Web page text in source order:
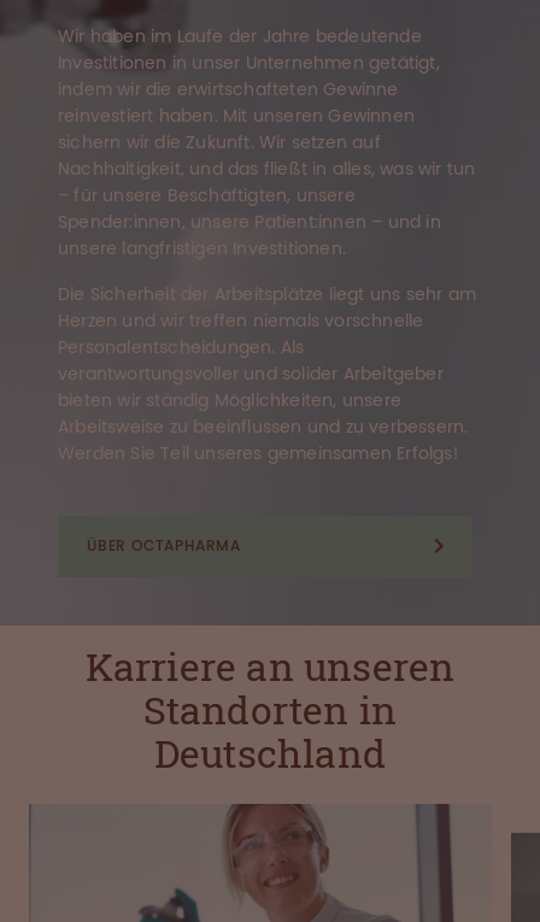
Wir haben im Laufe der Jahre bedeutende
Investitionen in unser Unternehmen getätigt,
indem wir die erwirtschafteten Gewinne
reinvestiert haben. Mit unseren Gewinnen
sichern wir die Zukunft. Wir setzen auf
Nachhaltigkeit, und das fließt in alles, was wir tun
– für unsere Beschäftigten, unsere
Spender:innen, unsere Patient:innen – und in
unsere langfristigen Investitionen.
Die Sicherheit der Arbeitsplätze liegt uns sehr am
Herzen und wir treffen niemals vorschnelle
Personalentscheidungen. Als
verantwortungsvoller und solider Arbeitgeber
bieten wir ständig Möglichkeiten, unsere
Arbeitsweise zu beeinflussen und zu verbessern.
Werden Sie Teil unseres gemeinsamen Erfolgs!
ÜBER OCTAPHARMA
Karriere an unseren
Standorten in
Deutschland